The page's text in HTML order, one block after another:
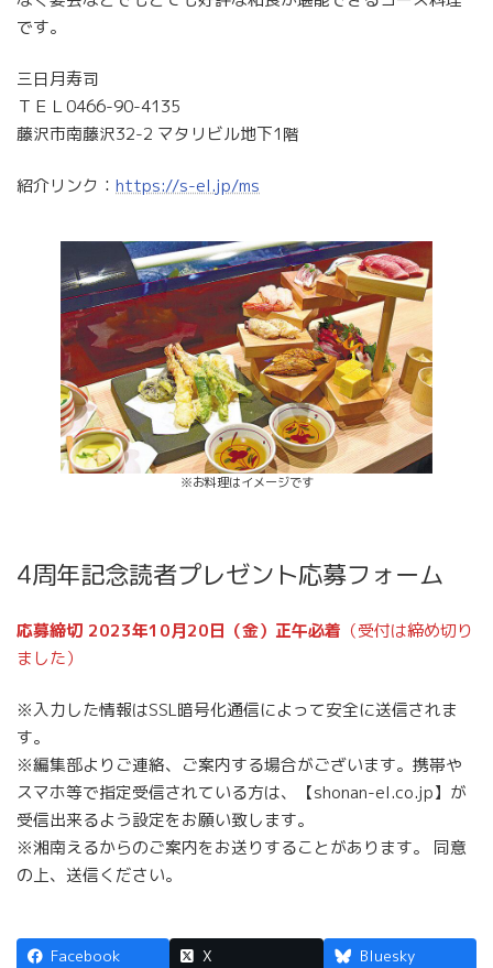
です。
三日月寿司
ＴＥＬ0466-90-4135
藤沢市南藤沢32-2 マタリビル地下1階
紹介リンク： https://s-el.jp/ms
※お料理はイメージです
4周年記念読者プレゼント応募フォーム
応募締切 2023年10月20日（金）正午必着 （受付は締め切り
ました）
※入力した情報はSSL暗号化通信によって安全に送信されま
す。
※編集部よりご連絡、ご案内する場合がございます。携帯や
スマホ等で指定受信されている方は、【shonan-el.co.jp】が
受信出来るよう設定をお願い致します。
※湘南えるからのご案内をお送りすることがあります。 同意
の上、送信ください。
Facebook X
Bluesky